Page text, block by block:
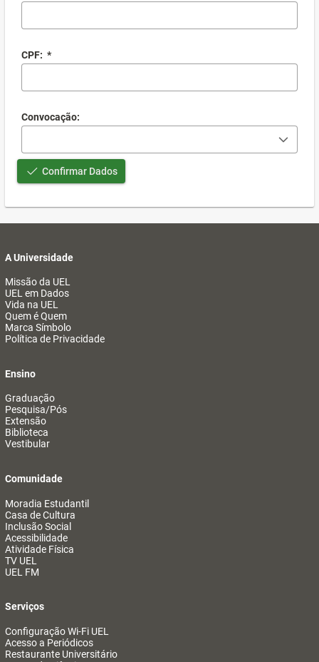
CPF: *
Convocação:
Confirmar Dados
A Universidade
Missão da UEL
UEL em Dados
Vida na UEL
Quem é Quem
Marca Símbolo
Política de Privacidade
Ensino
Graduação
Pesquisa/Pós
Extensão
Biblioteca
Vestibular
Comunidade
Moradia Estudantil
Casa de Cultura
Inclusão Social
Acessibilidade
Atividade Física
TV UEL
UEL FM
Serviços
Configuração Wi-Fi UEL
Acesso a Periódicos
Restaurante Universitário